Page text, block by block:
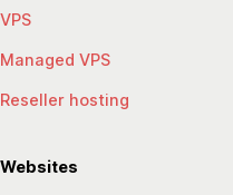
VPS
Managed VPS
Reseller hosting
Websites